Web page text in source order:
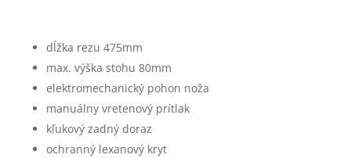
dĺžka rezu 475mm
max. výška stohu 80mm
elektromechanický pohon noža
manuálny vretenový prítlak
kľukový zadný doraz
ochranný lexanový kryt